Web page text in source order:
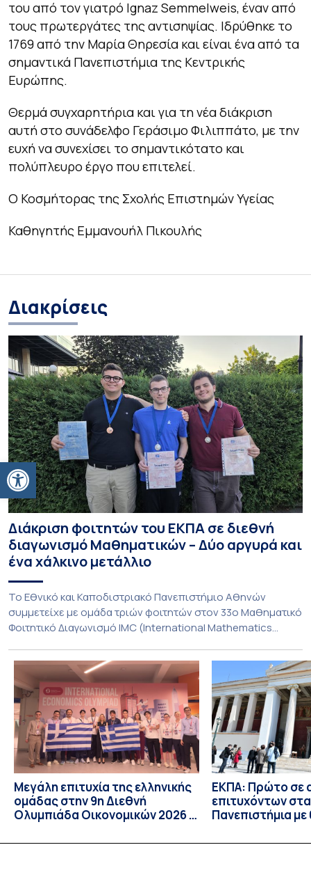
Ανοίξτε τη γραμμή εργαλείων
του από τον γιατρό Ignaz Semmelweis, έναν από
τους πρωτεργάτες της αντισηψίας. Ιδρύθηκε το
1769 από την Μαρία Θηρεσία και είναι ένα από τα
σημαντικά Πανεπιστήμια της Κεντρικής
Ευρώπης.
Θερμά συγχαρητήρια και για τη νέα διάκριση
αυτή στο συνάδελφο Γεράσιμο Φιλιππάτο, με την
ευχή να συνεχίσει το σημαντικότατο και
πολύπλευρο έργο που επιτελεί.
Ο Κοσμήτορας της Σχολής Επιστημών Υγείας
Καθηγητής Εμμανουήλ Πικουλής
Διακρίσεις
Διάκριση φοιτητών του ΕΚΠΑ σε διεθνή
διαγωνισμό Μαθηματικών – Δύο αργυρά και
ένα χάλκινο μετάλλιο
To Εθνικό και Καποδιστριακό Πανεπιστήμιο Αθηνών
συμμετείχε με ομάδα τριών φοιτητών στον 33ο Μαθηματικό
Φοιτητικό Διαγωνισμό IMC (International Mathematics
Ιουλίου στο Blagoevgrad της Βουλγαρίας. Σε αυτόν
συμμετείχαν 447 φοιτητές εκπροσωπώντας 135
πανεπιστήμια από 46 χώρες. Από την Ελλάδα, συμμετείχαν
επίσης το Εθνικό Μετσόβιο Πολυτεχνείο, το Αριστοτέλειο
Πανεπιστήμιο […]
Μεγάλη επιτυχία της ελληνικής
ομάδας στην 9η Διεθνή
Ολυμπιάδα Οικονομικών 2026 –
μετάλλια
ΕΚΠΑ: Πρώτο σε
επιτυχόντων
Πανεπιστήμια
επιλογή για τους